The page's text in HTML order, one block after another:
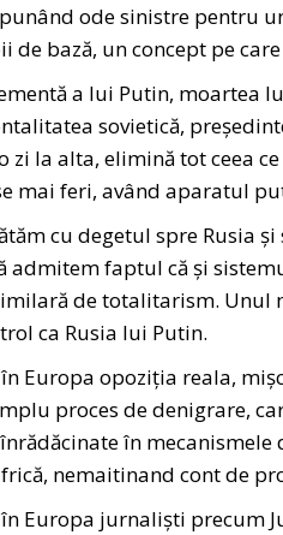
ode sinistre pentru
de bază, un concept pe
a lui Putin, moartea
sovietică,
zi la alta, elimină tot ceea
mai feri, având aparatul
cu degetul spre Rusia
admitem faptul că și
de totalitarism. Unul
ca Rusia lui Putin.
Europa opoziția reala,
proces de denigrare,
în
nemaitinand cont de
Europa jurnaliști precum